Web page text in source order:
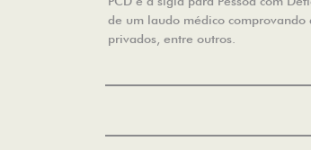
de um laudo médico comprovando
privados, entre outros.